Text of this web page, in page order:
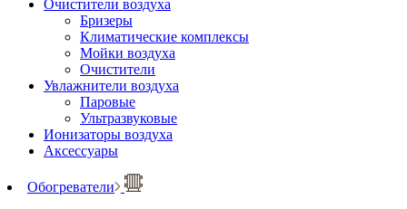
Очистители воздуха
Бризеры
Климатические комплексы
Мойки воздуха
Очистители
Увлажнители воздуха
Паровые
Ультразвуковые
Ионизаторы воздуха
Аксессуары
Обогреватели